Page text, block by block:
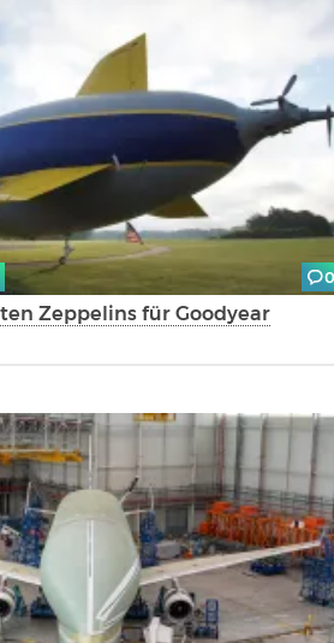
Zeppelins für Goodyear